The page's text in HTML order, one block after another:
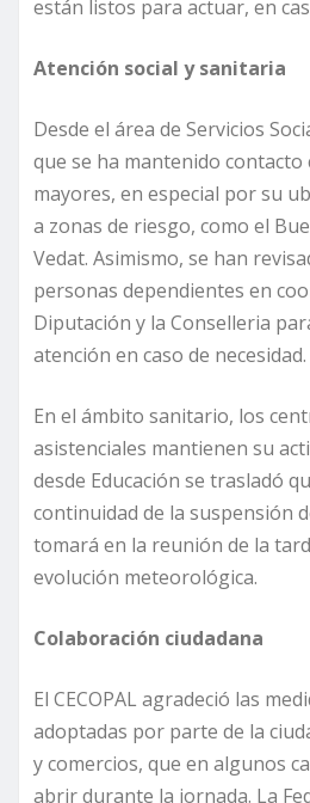
están listos para actuar, en
Atención social y sanitaria
Desde el área de Servicios
que se ha mantenido contacto
mayores, en especial por su
a zonas de riesgo, como el
Vedat. Asimismo, se han
personas dependientes en
Diputación y la Conselleria
atención en caso de necesidad.
En el ámbito sanitario, los
asistenciales mantienen su
desde Educación se trasladó
continuidad de la suspensión
tomará en la reunión de la
evolución meteorológica.
Colaboración ciudadana
El CECOPAL agradeció las
adoptadas por parte de la
y comercios, que en algunos
abrir durante la jornada. La